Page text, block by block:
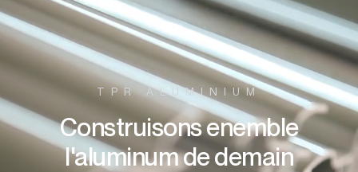
TPR ALUMINIUM
Construisons enemble
l'aluminum de demain